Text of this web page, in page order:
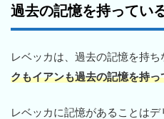
過去の記憶を持ってい
レベッカは、過去の記憶を持ち
クもイアンも過去の記憶を持っ
レベッカに記憶があることは